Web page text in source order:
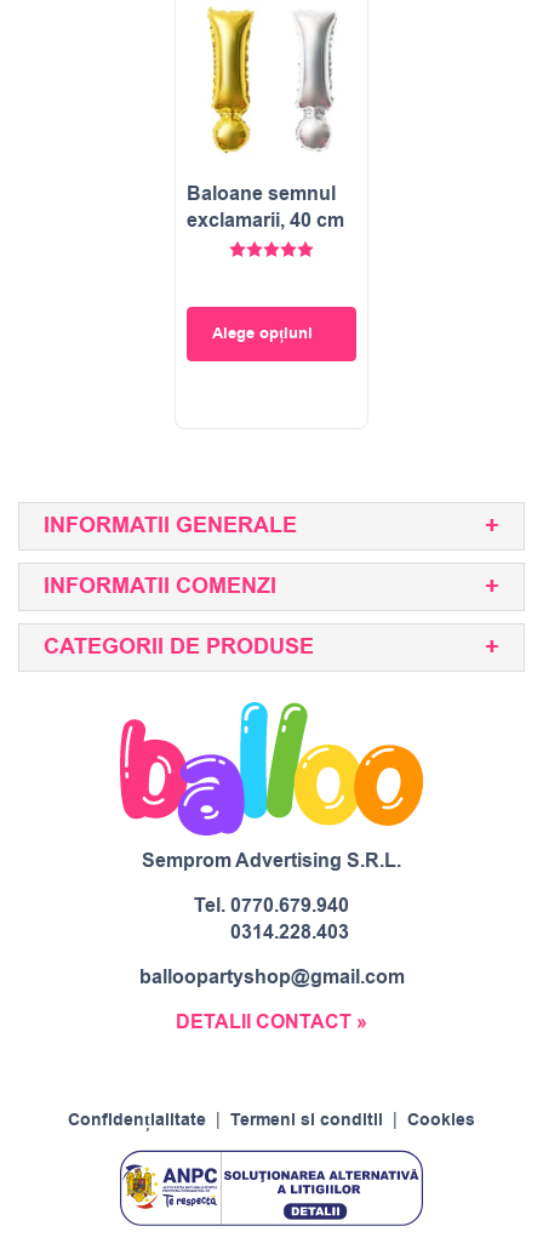
Baloane semnul
exclamarii, 40 cm
Alege opțiuni
INFORMATII GENERALE
INFORMATII COMENZI
CATEGORII DE PRODUSE
Semprom Advertising S.R.L.
Tel.0770.679.940
0314.228.403
balloopartyshop@gmail.com
DETALII CONTACT »
Confidențialitate Termeni si conditii Cookies